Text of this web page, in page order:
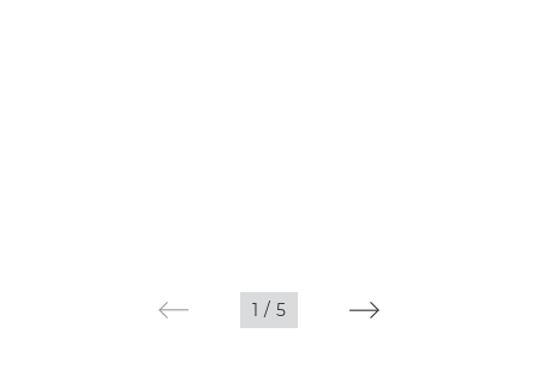
1 / 5